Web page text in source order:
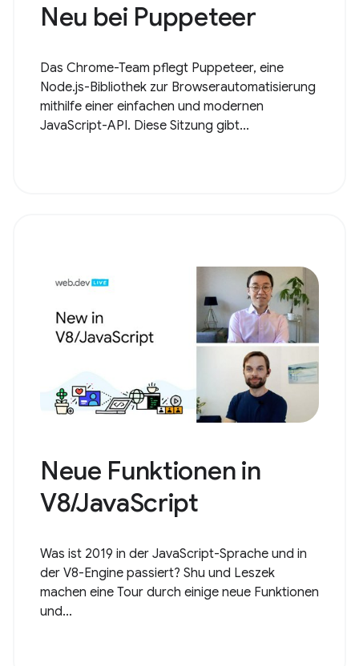
Neu bei Puppeteer
Das Chrome-Team pflegt Puppeteer, eine
Node.js-Bibliothek zur Browserautomatisierung
mithilfe einer einfachen und modernen
JavaScript-API. Diese Sitzung gibt...
Neue Funktionen in
V8/JavaScript
Was ist 2019 in der JavaScript-Sprache und in
der V8-Engine passiert? Shu und Leszek
machen eine Tour durch einige neue Funktionen
und...